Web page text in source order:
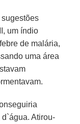
um índio
de malária,
uma área
Atirou-